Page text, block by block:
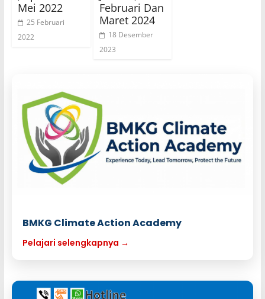
Mei 2022
25 Februari
2022
Februari Dan
Maret 2024
18 Desember
2023
BMKG Climate Action Academy
Pelajari selengkapnya →